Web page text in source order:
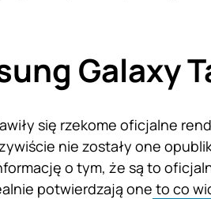
Galaxy
się rzekome oficjalne
nie zostały one
o tym, że są to
potwierdzają one to co